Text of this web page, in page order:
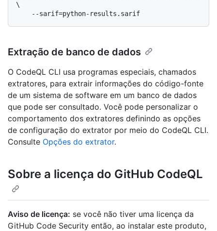
\
Extração de banco de dados
O CodeQL CLI usa programas especiais, chamados
extratores, para extrair informações do código-fonte
de um sistema de software em um banco de dados
que pode ser consultado. Você pode personalizar o
comportamento dos extratores definindo as opções
de configuração do extrator por meio do CodeQL CLI.
Consulte Opções do extrator.
Sobre a licença do GitHub CodeQL
Aviso de licença: se você não tiver uma licença da
GitHub Code Security então, ao instalar este produto,